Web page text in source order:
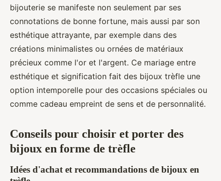
bijouterie se manifeste non seulement par ses
connotations de bonne fortune, mais aussi par son
esthétique attrayante, par exemple dans des
créations minimalistes ou ornées de matériaux
précieux comme l'or et l'argent. Ce mariage entre
esthétique et signification fait des bijoux trèfle une
option intemporelle pour des occasions spéciales ou
comme cadeau empreint de sens et de personnalité.
Conseils pour choisir et porter des
bijoux en forme de trèfle
Idées d'achat et recommandations de bijoux en